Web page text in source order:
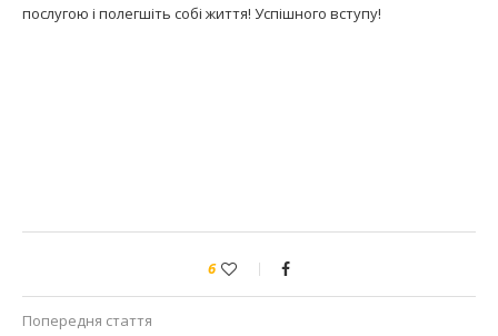
послугою і полегшіть собі життя! Успішного вступу!
6
Попередня стаття